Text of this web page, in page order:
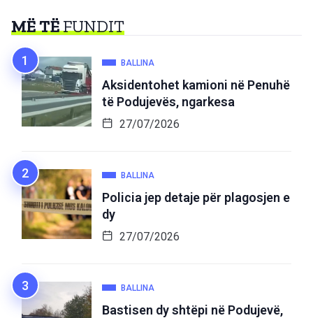
MË TËFUNDIT
BALLINA
Aksidentohet kamioni në Penuhë
të Podujevës, ngarkesa
27/07/2026
BALLINA
Policia jep detaje për plagosjen e
dy
27/07/2026
BALLINA
Bastisen dy shtëpi në Podujevë,